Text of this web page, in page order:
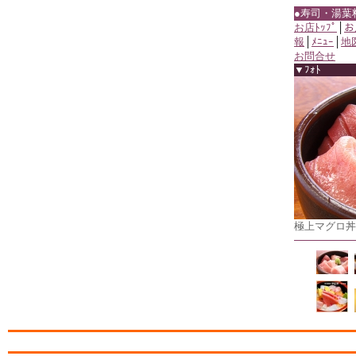
●寿司・湯
お店ﾄｯﾌﾟ
報
ﾒﾆｭｰ
地
お問合せ
▼ﾌｫﾄ
極上マグロ丼